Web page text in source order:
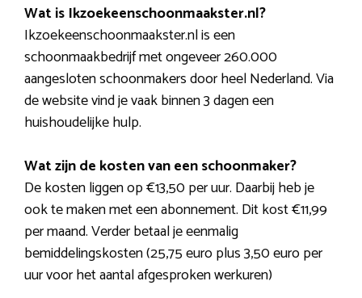
Wat is Ikzoekeenschoonmaakster.nl?
Ikzoekeenschoonmaakster.nl is een
schoonmaakbedrijf met ongeveer 260.000
aangesloten schoonmakers door heel Nederland. Via
de website vind je vaak binnen 3 dagen een
huishoudelijke hulp.
Wat zijn de kosten van een schoonmaker?
De kosten liggen op €13,50 per uur. Daarbij heb je
ook te maken met een abonnement. Dit kost €11,99
per maand. Verder betaal je eenmalig
bemiddelingskosten (25,75 euro plus 3,50 euro per
uur voor het aantal afgesproken werkuren)